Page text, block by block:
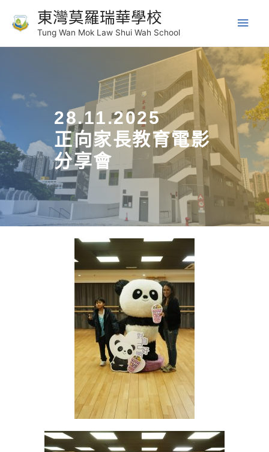
東灣莫羅瑞華學校
Tung Wan Mok Law Shui Wah School
28.11.2025
正向家長教育電影
分享會